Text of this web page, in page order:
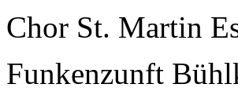
Chor St. Martin
Funkenzunft